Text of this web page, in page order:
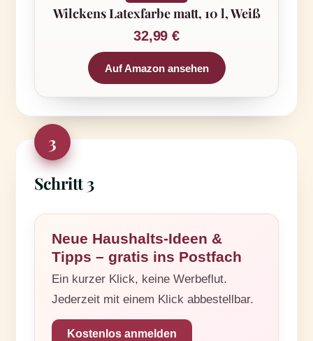
Wilckens Latexfarbe matt, 10 l, Weiß
32,99 €
Auf Amazon ansehen
3
Schritt 3
Neue Haushalts-Ideen &
Tipps – gratis ins Postfach
Ein kurzer Klick, keine Werbeflut.
Jederzeit mit einem Klick abbestellbar.
Kostenlos anmelden